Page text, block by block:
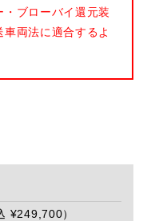
ブローバイ還元装
両法に適合するよ
¥249,700）